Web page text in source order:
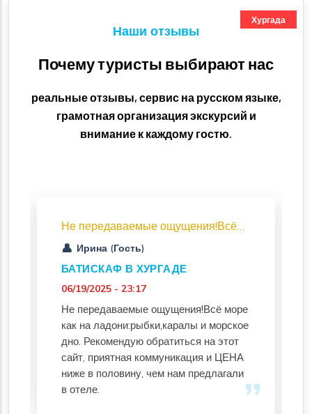
Хургада
Наши отзывы
Почему туристы выбирают нас
реальные отзывы, сервис на русском языке,
грамотная организация экскурсий и
внимание к каждому гостю.
Не передаваемые ощущения!Всё…
Ирина (Гость)
БАТИСКАФ В ХУРГАДЕ
06/19/2025 - 23:17
Не передаваемые ощущения!Всё море
как на ладони:рыбки,каралы и морское
дно. Рекомендую обратиться на этот
сайт, приятная коммуникация и ЦЕНА
ниже в половину, чем нам предлагали
в отеле.